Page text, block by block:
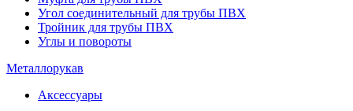
Угол соединительный для трубы ПВХ
Тройник для трубы ПВХ
Углы и повороты
Металлорукав
Аксессуары